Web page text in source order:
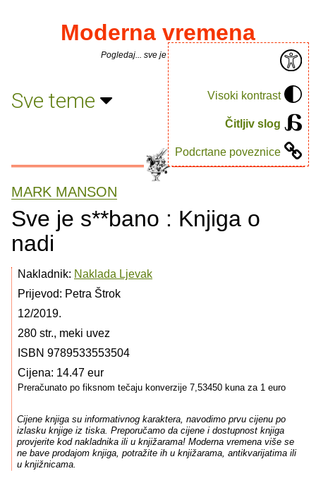
Visoki kontrast
Čitljiv slog
Podcrtane poveznice
Moderna vremena
Pogledaj... sve je puno knjiga.
Sve teme
MARK MANSON
Sve je s**bano : Knjiga o
nadi
Nakladnik: Naklada Ljevak
Prijevod: Petra Štrok
12/2019.
280 str., meki uvez
ISBN 9789533553504
Cijena: 14.47 eur
Preračunato po fiksnom tečaju konverzije 7,53450 kuna za 1 euro
Cijene knjiga su informativnog karaktera, navodimo prvu cijenu po
izlasku knjige iz tiska. Preporučamo da cijene i dostupnost knjiga
provjerite kod nakladnika ili u knjižarama! Moderna vremena više se
ne bave prodajom knjiga, potražite ih u knjižarama, antikvarijatima ili
u knjižnicama.